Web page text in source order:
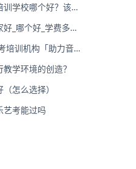
学校哪个好？该怎
_哪个好_学费多
培训机构「助力音乐
学环境的创造？
怎么选择）
艺考能过吗